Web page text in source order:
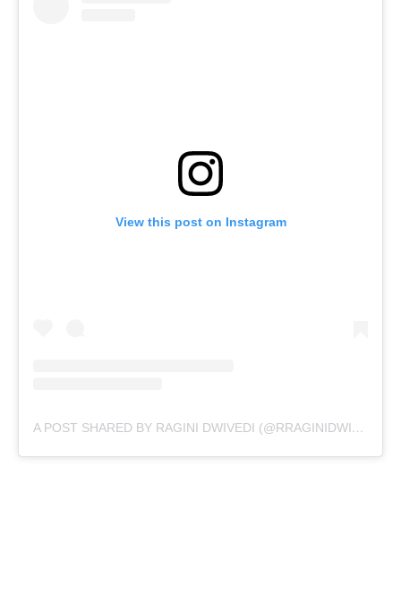
View this post on Instagram
A POST SHARED BY RAGINI DWIVEDI (@RRAGINIDWIVEDI)